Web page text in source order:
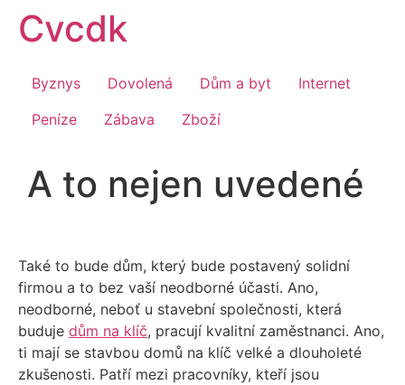
PřejítCvcdk
Byznys Dovolená Dům a byt
Internet
Peníze
Zábava Zboží
A to nejen uvedené
Také to bude dům, který bude postavený solidní
firmou a to bez vaší neodborné účasti. Ano,
neodborné, neboť u stavební společnosti, která
buduje dům na klíč, pracují kvalitní zaměstnanci. Ano,
ti mají se stavbou domů na klíč velké a dlouholeté
zkušenosti. Patří mezi pracovníky, kteří jsou